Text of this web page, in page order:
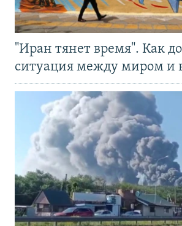
"Иран тянет время". Как
ситуация между миром и